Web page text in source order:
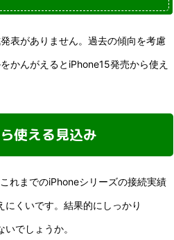
表がありません。過去の傾向を考慮
かんがえるとiPhone15発売から使え
使える見込み
れまでのiPhoneシリーズの接続実績
くいです。結果的にしっかり
でしょうか。